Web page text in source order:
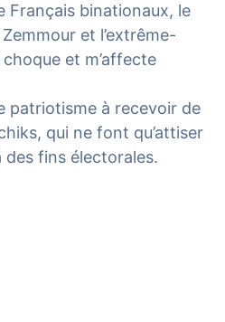
Français binationaux, le
et l’extrême-
et m’affecte
patriotisme à recevoir de
qui ne font qu’attiser
fins électorales.